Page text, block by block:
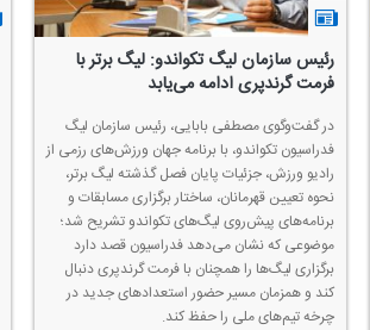
رئیس سازمان لیگ تكواندو: لیگ برتر با
فرمت گرندپری ادامه می‌یابد
در گفت‌وگوی مصطفی بابایی، رئیس سازمان لیگ
فدراسیون تكواندو، با برنامه جهان ورزش‌های رزمی از
رادیو ورزش، جزئیات پایان فصل گذشته لیگ برتر،
نحوه تعیین قهرمانان، ساختار برگزاری مسابقات و
برنامه‌های پیش‌روی لیگ‌های تكواندو تشریح شد؛
موضوعی كه نشان می‌دهد فدراسیون قصد دارد
برگزاری لیگ‌ها را همچنان با فرمت گرندپری دنبال
كند و همزمان مسیر حضور استعدادهای جدید در
چرخه تیم‌های ملی را حفظ كند.